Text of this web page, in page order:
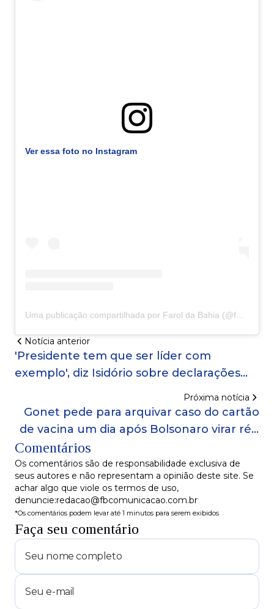
Ver essa foto no Instagram
Notícia anterior
'Presidente tem que ser líder com
exemplo', diz Isidório sobre declarações
Próxima notícia
Gonet pede para arquivar caso do cartão
de vacina um dia após Bolsonaro virar réu
Comentários
Os comentários são de responsabilidade exclusiva de
seus autores e não representam a opinião deste site. Se
achar algo que viole os termos de uso,
denuncie:redacao@fbcomunicacao.com.br
*Os comentários podem levar até 1 minutos para serem exibidos
Faça seu comentário